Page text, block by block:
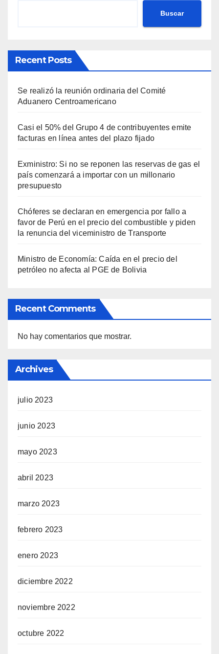
Buscar
Recent Posts
Se realizó la reunión ordinaria del Comité
Aduanero Centroamericano
Casi el 50% del Grupo 4 de contribuyentes emite
facturas en línea antes del plazo fijado
Exministro: Si no se reponen las reservas de gas el
país comenzará a importar con un millonario
presupuesto
Chóferes se declaran en emergencia por fallo a
favor de Perú en el precio del combustible y piden
la renuncia del viceministro de Transporte
Ministro de Economía: Caída en el precio del
petróleo no afecta al PGE de Bolivia
Recent Comments
No hay comentarios que mostrar.
Archives
julio 2023
junio 2023
mayo 2023
abril 2023
marzo 2023
febrero 2023
enero 2023
diciembre 2022
noviembre 2022
octubre 2022